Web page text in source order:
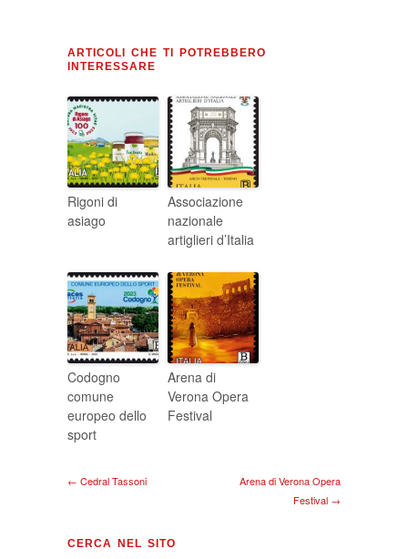
ARTICOLI CHE TI POTREBBERO
INTERESSARE
Rigoni di
asiago
Associazione
nazionale
artiglieri d’Italia
Codogno
comune
europeo dello
sport
Arena di
Verona Opera
Festival
← Cedral Tassoni
Arena di Verona Opera
Festival →
CERCA NEL SITO